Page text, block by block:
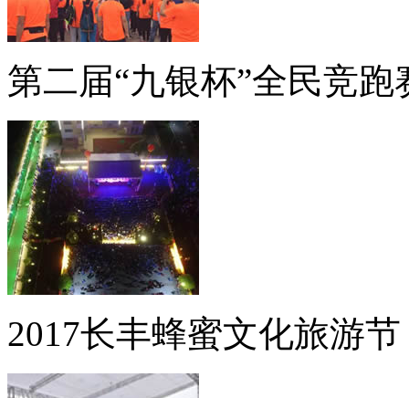
第二届“九银杯”全民竞跑
2017长丰蜂蜜文化旅游节